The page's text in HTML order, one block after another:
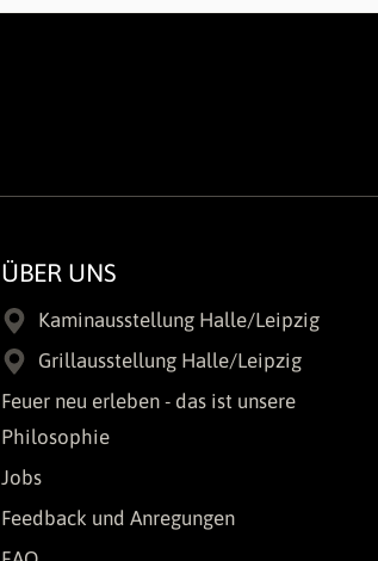
ÜBER UNS
Kaminausstellung Halle/Leipzig
Grillausstellung Halle/Leipzig
Feuer neu erleben - das ist unsere
Philosophie
Jobs
Feedback und Anregungen